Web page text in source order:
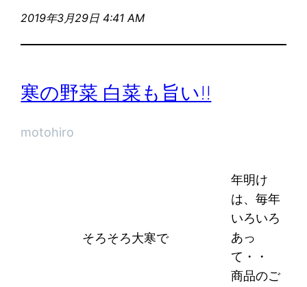
2019年3月29日 4:41 AM
寒の野菜 白菜も旨い!!
motohiro
そろそろ大寒で
年明け
は、毎年
いろいろ
あっ
て・・
商品のご